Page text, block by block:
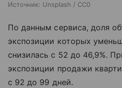
Источник: Unsplash / CC0
По данным сервиса, доля
экспозиции которых
снизилась с 52 до 46,9%.
экспозиции продажи
с 92 до 99 дней.